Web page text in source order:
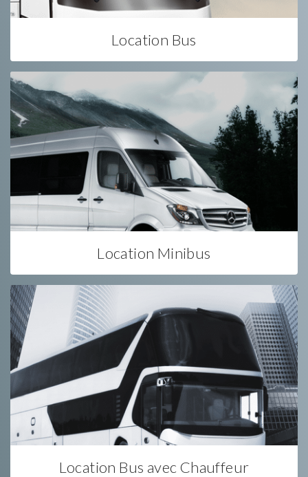
Location Bus
Location Minibus
Location Bus avec Chauffeur